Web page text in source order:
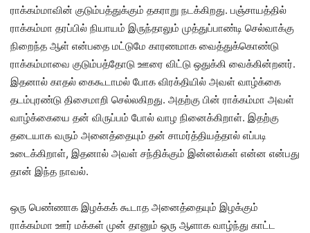
ராக்கம்மாவின் குடும்பத்துக்கும் தகராறு நடக்கிறது. பஞ்சாயத்தில்
ராக்கம்மா தரப்பில் நியாயம் இருந்தாலும் முத்துப்பாண்டி செல்வாக்கு
நிறைந்த ஆள் என்பதை மட்டுமே காரணமாக வைத்துக்கொண்டு
ராக்கம்மாவை குடும்பத்தோடு ஊரை விட்டு ஒதுக்கி வைக்கின்றனர்.
இதனால் காதல் கைகூடாமல் போக விரக்தியில் அவள் வாழ்க்கை
தடம்புரண்டு திசைமாறி செல்லகிறது. அதற்கு பின் ராக்கம்மா அவள்
வாழ்க்கையை தன் விருப்பம் போல் வாழ நினைக்கிறாள். இதற்கு
தடையாக வரும் அனைத்தையும் தன் சாமர்த்தியத்தால் எப்படி
உடைக்கிறாள், இதனால் அவள் சந்திக்கும் இன்னல்கள் என்ன என்பது
தான் இந்த நாவல்.
ஒரு பெண்ணாக இழக்கக் கூடாத அனைத்தையும் இழக்கும்
ராக்கம்மா ஊர் மக்கள் முன் தானும் ஒரு ஆளாக வாழ்ந்து காட்ட